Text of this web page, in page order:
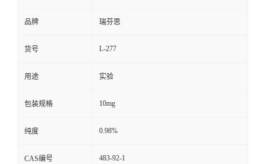
品牌 瑞芬思
货号 L-277
用途 实验
包装规格 10mg
纯度 0.98%
CAS编号 483-92-1